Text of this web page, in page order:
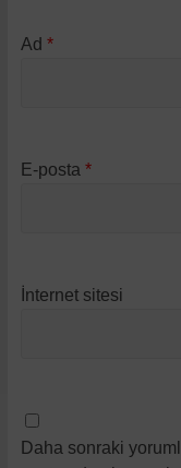
Ad*
E-posta*
İnternet sitesi
Daha sonraki